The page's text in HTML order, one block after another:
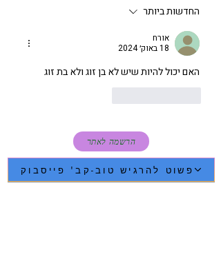
החדשות ביותר
אורח
18 באוק׳ 2024
האם יכול להיות שיש לא בן זוג ולא בת זוג
הרשמה לאתר
פשוט להרגיש טוב-קב' פייסבוק